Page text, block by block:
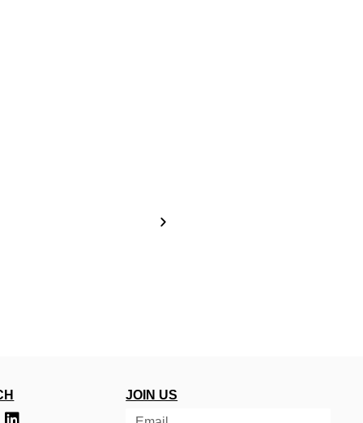
JOIN US